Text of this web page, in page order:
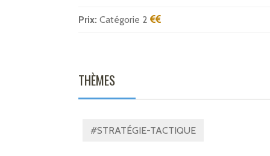
Prix: Catégorie 2
THÈMES
#STRATÉGIE-TACTIQUE